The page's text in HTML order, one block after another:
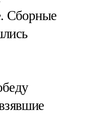
Сборные